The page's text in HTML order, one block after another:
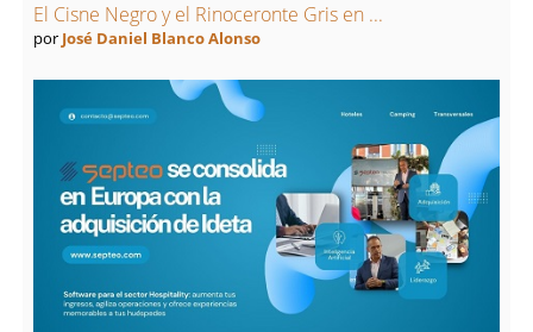
El Cisne Negro y el Rinoceronte Gris en ...
por José Daniel Blanco Alonso